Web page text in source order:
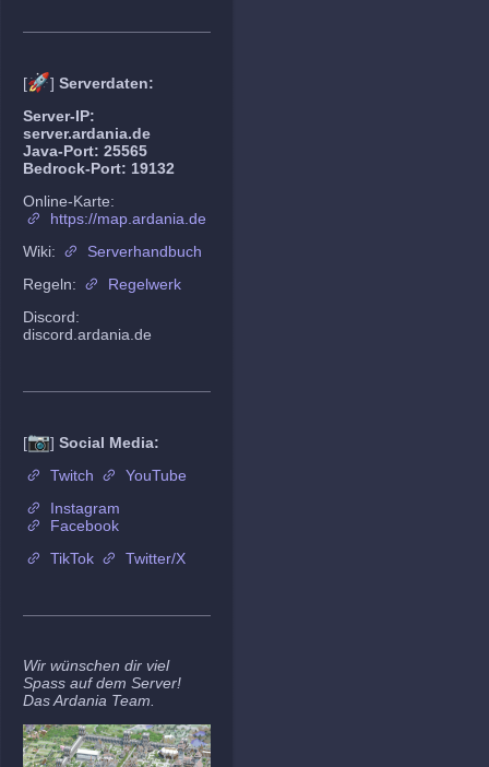
[🚀] Serverdaten:
Server-IP:
server.ardania.de
Java-Port: 25565
Bedrock-Port: 19132
Online-Karte:
https://map.ardania.de
Wiki:
Serverhandbuch
Regeln:
Regelwerk
Discord:
discord.ardania.de
[📷] Social Media:
Twitch
YouTube
Instagram
Facebook
TikTok
Twitter/X
Wir wünschen dir viel
Spass auf dem Server!
Das Ardania Team.